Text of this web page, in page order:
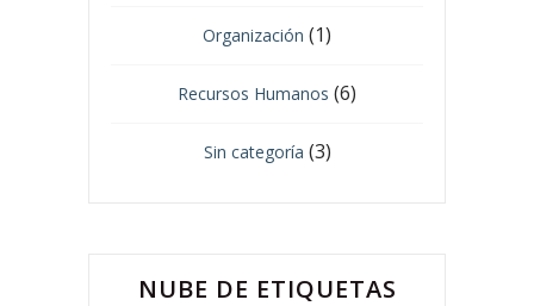
Organización (1)
Recursos Humanos (6)
Sin categoría (3)
NUBE DE ETIQUETAS